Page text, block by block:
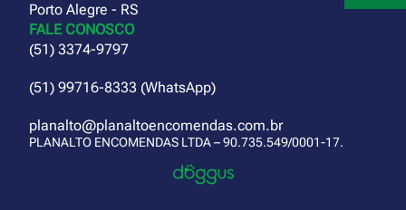
Porto Alegre - RS
FALE CONOSCO
(51) 3374-9797
(51) 99716-8333 (WhatsApp)
planalto@planaltoencomendas.com.br
PLANALTO ENCOMENDAS LTDA – 90.735.549/0001-17.